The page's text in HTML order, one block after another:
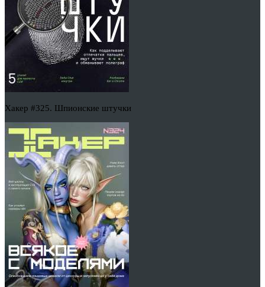
Хакер #325. Шпионские штучки